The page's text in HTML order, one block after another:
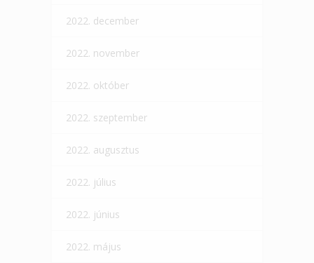
2022. december
2022. november
2022. október
2022. szeptember
2022. augusztus
2022. július
2022. június
2022. május